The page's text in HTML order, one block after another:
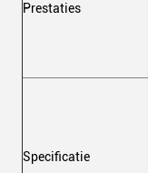
Prestaties
Specificatie